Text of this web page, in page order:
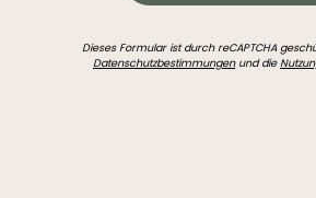
Dieses Formular ist durch reCAPTCHA
Datenschutzbestimmungenund die